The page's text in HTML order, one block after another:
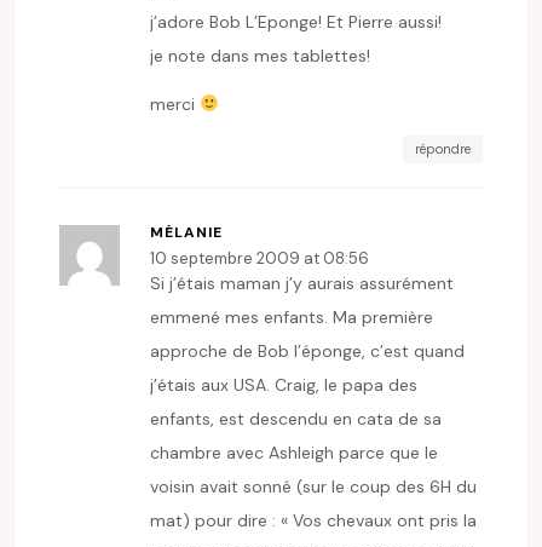
j’adore Bob L’Eponge! Et Pierre aussi!
je note dans mes tablettes!
merci
répondre
MÉLANIE
10 septembre 2009 at 08:56
Si j’étais maman j’y aurais assurément
emmené mes enfants. Ma première
approche de Bob l’éponge, c’est quand
j’étais aux USA. Craig, le papa des
enfants, est descendu en cata de sa
chambre avec Ashleigh parce que le
voisin avait sonné (sur le coup des 6H du
mat) pour dire : « Vos chevaux ont pris la